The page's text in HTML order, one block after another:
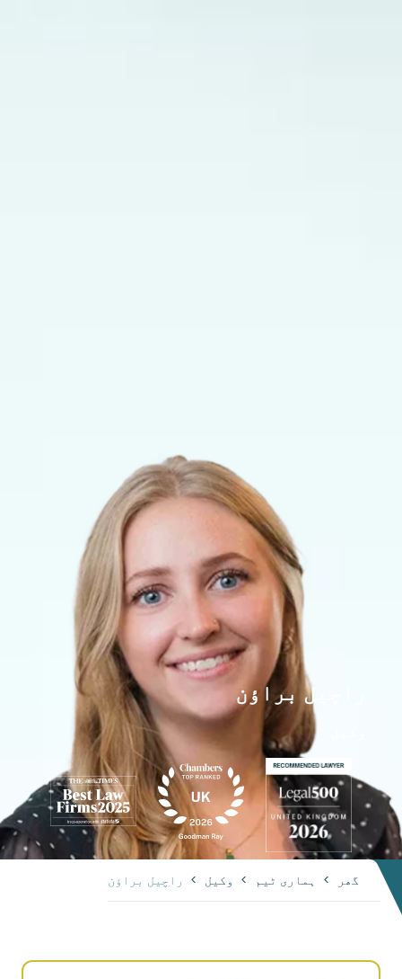
گھر > ہماری ٹیم > وکیل > راچیل براؤن
راچیل براؤن